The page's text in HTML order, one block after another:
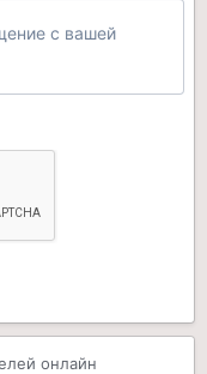
с вашей
онлайн